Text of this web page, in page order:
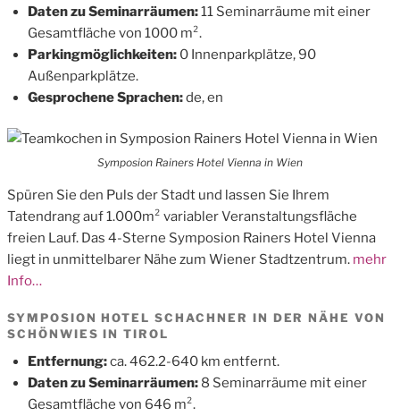
Daten zu Seminarräumen:11 Seminarräume mit einer
Gesamtfläche von 1000 m².
Parkingmöglichkeiten: 0 Innenparkplätze, 90
Außenparkplätze.
Gesprochene Sprachen:de, en
Symposion Rainers Hotel Vienna in Wien
Spüren Sie den Puls der Stadt und lassen Sie Ihrem
Tatendrang auf 1.000m² variabler Veranstaltungsfläche
freien Lauf. Das 4-Sterne Symposion Rainers Hotel Vienna
liegt in unmittelbarer Nähe zum Wiener Stadtzentrum. mehr
Info…
SYMPOSION HOTEL SCHACHNER IN DER NÄHE VON
SCHÖNWIES IN TIROL
Entfernung:ca. 462.2-640 km entfernt.
Daten zu Seminarräumen: 8 Seminarräume mit einer
Gesamtfläche von 646 m².